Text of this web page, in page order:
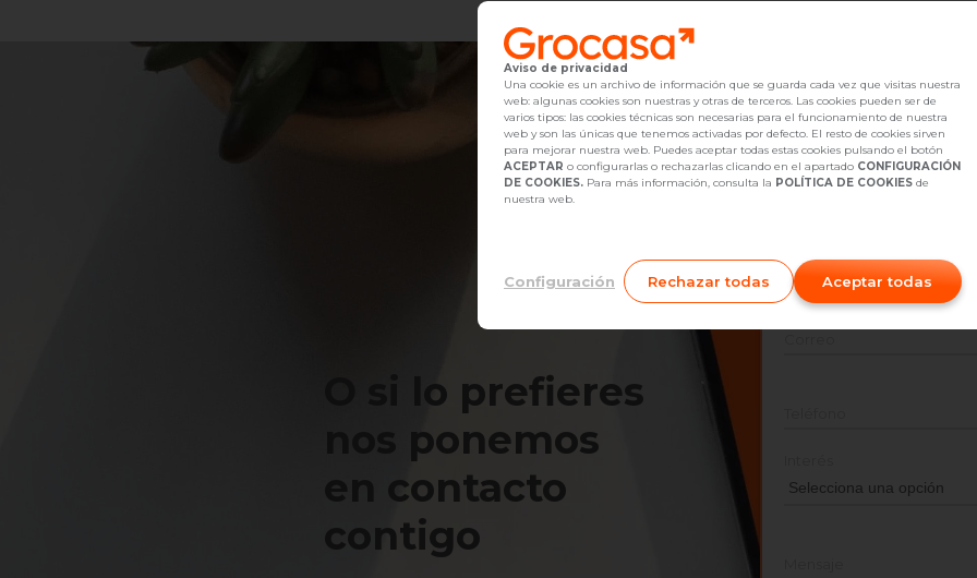
O si lo prefieres
nos ponemos
en contacto
contigo
INFÓRMATE AQUÍ
Nombre
Aviso de privacidad
Una cookie es un archivo de información que se guarda cada vez que visitas nuestra
web: algunas cookies son nuestras y otras de terceros. Las cookies pueden ser de
varios tipos: las cookies técnicas son necesarias para el funcionamiento de nuestra
web y son las únicas que tenemos activadas por defecto. El resto de cookies sirven
para mejorar nuestra web. Puedes aceptar todas estas cookies pulsando el botón
ACEPTAR o configurarlas o rechazarlas clicando en el apartado CONFIGURACIÓN
DE COOKIES. Para más información, consulta la POLÍTICA DE COOKIES de
nuestra web.
Configuración Rechazar todas Aceptar todas